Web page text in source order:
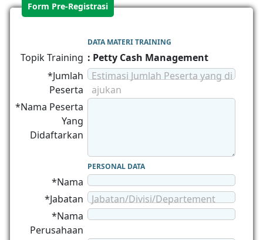
Form Pre-Registrasi
DATA MATERI TRAINING
Topik Training : Petty Cash Management
*Jumlah
Peserta
Estimasi Jumlah Peserta yang di
ajukan
*Nama Peserta
Yang
Didaftarkan
PERSONAL DATA
*Nama
*Jabatan
Jabatan/Divisi/Departement
*Nama
Perusahaan